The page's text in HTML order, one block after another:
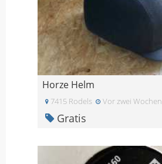
Horze Helm
7415 Rodels Vor zwei Wochen
Gratis